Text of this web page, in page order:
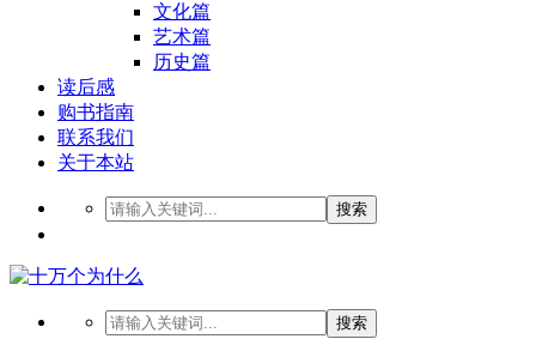
文化篇
艺术篇
历史篇
读后感
购书指南
联系我们
关于本站
搜索
搜索